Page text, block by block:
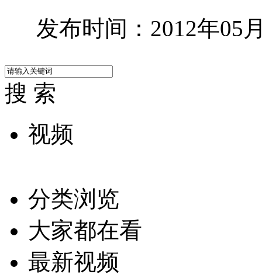
发布时间：2012年05
搜 索
视频
分类浏览
大家都在看
最新视频